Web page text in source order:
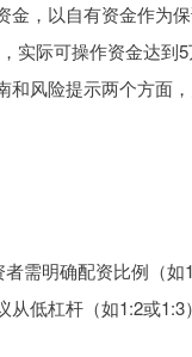
金，以自有资金作为
实际可操作资金达
风险提示两个方面，
需明确配资比例（
低杠杆（如1:2或1:3